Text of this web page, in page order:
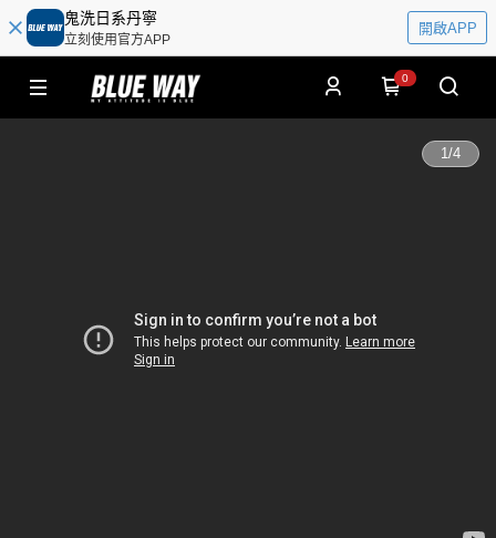
鬼洗日系丹寧
立刻使用官方APP
開啟APP
0
1/4